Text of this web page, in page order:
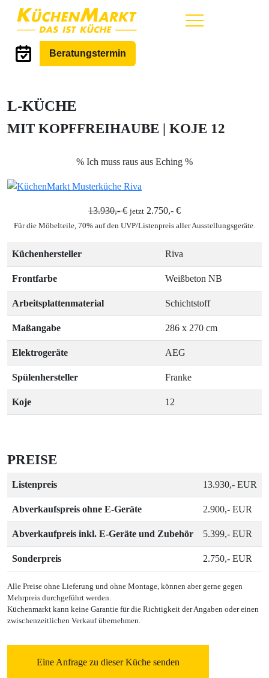
Hauptmenü
Beratungstermin
L-KÜCHE
MIT KOPFFREIHAUBE | KOJE 12
% Ich muss raus aus Eching %
13.930,- € jetzt 2.750,- €
Für die Möbelteile, 70% auf den UVP/Listenpreis aller Ausstellungsgeräte.
Küchenhersteller Riva
Frontfarbe Weißbeton NB
Arbeitsplattenmaterial Schichtstoff
Maßangabe 286 x 270 cm
Elektrogeräte AEG
Spülenhersteller Franke
Koje 12
PREISE
Listenpreis 13.930,- EUR
Abverkaufspreis ohne E-Geräte 2.900,- EUR
Abverkaufpreis inkl. E-Geräte und Zubehör 5.399,- EUR
Sonderpreis 2.750,- EUR
Alle Preise ohne Lieferung und ohne Montage, können aber gerne gegen
Mehrpreis durchgeführt werden.
Küchenmarkt kann keine Garantie für die Richtigkeit der Angaben oder einen
zwischenzeitlichen Verkauf übernehmen.
Eine Anfrage zu dieser Küche senden